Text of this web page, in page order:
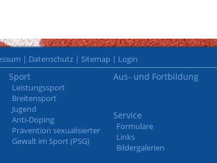
| Datenschutz | Sitemap | Login
Sport
Leistungssport
Breitensport
Jugend
Anti-Doping
Prävention sexualisierter
Gewalt im Sport (PSG)
Aus- und Fortbildung
Service
Formulare
Links
Bildergalerien